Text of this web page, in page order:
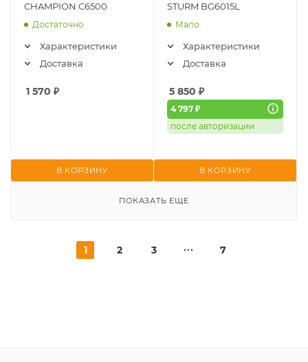
CHAMPION C6500
Достаточно
Характеристики
Доставка
1 570 ₽
В КОРЗИНУ
STURM BG6015L
Мало
Характеристики
Доставка
5 850 ₽
4 797 ₽
после авторизации
В КОРЗИНУ
ПОКАЗАТЬ ЕЩЕ
1 2 3 7